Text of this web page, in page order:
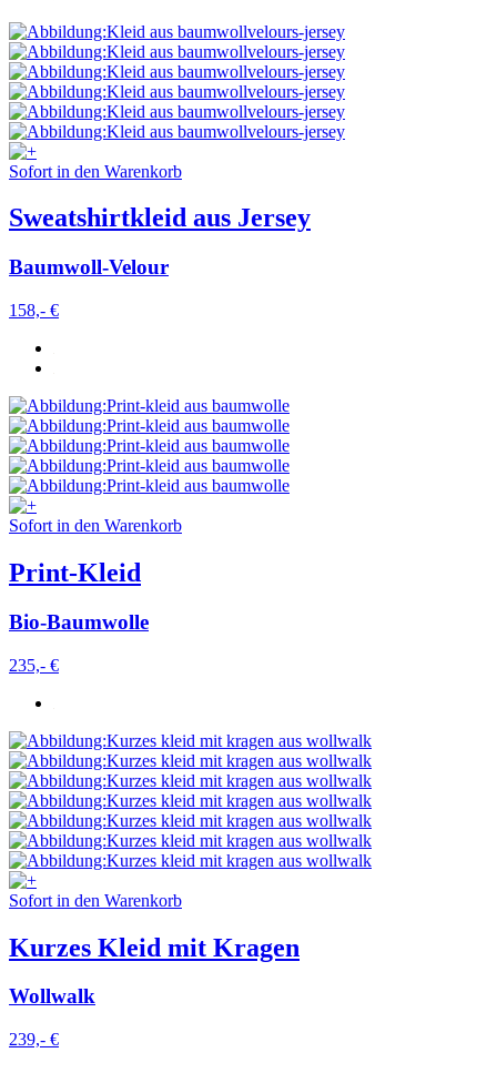
Sofort in den Warenkorb
Sweatshirtkleid aus Jersey
Baumwoll-Velour
158,- €
Sofort in den Warenkorb
Print-Kleid
Bio-Baumwolle
235,- €
Sofort in den Warenkorb
Kurzes Kleid mit Kragen
Wollwalk
239,- €